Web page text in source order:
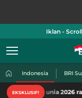
Iklan -
Indonesia BRI
EKSKLUSIF!
2026 racikan khas